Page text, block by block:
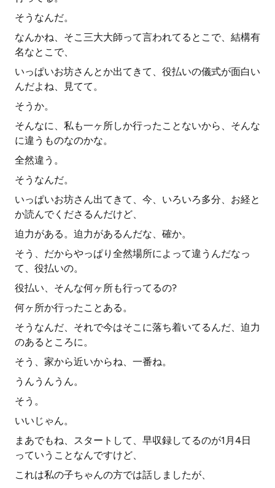
そうなんだ。
なんかね、そこ三大大師って言われてるとこで、結構有
名なとこで、
いっぱいお坊さんとか出てきて、役払いの儀式が面白い
んだよね、見てて。
そうか。
そんなに、私も一ヶ所しか行ったことないから、そんな
に違うものなのかな。
全然違う。
そうなんだ。
いっぱいお坊さん出てきて、今、いろいろ多分、お経と
か読んでくださるんだけど、
迫力がある。迫力があるんだな、確か。
そう、だからやっぱり全然場所によって違うんだなっ
て、役払いの。
役払い、そんな何ヶ所も行ってるの?
何ヶ所か行ったことある。
そうなんだ、それで今はそこに落ち着いてるんだ、迫力
のあるところに。
そう、家から近いからね、一番ね。
うんうんうん。
そう。
いいじゃん。
まあでもね、スタートして、早収録してるのが1月4日
っていうことなんですけど、
これは私の子ちゃんの方では話しましたが、